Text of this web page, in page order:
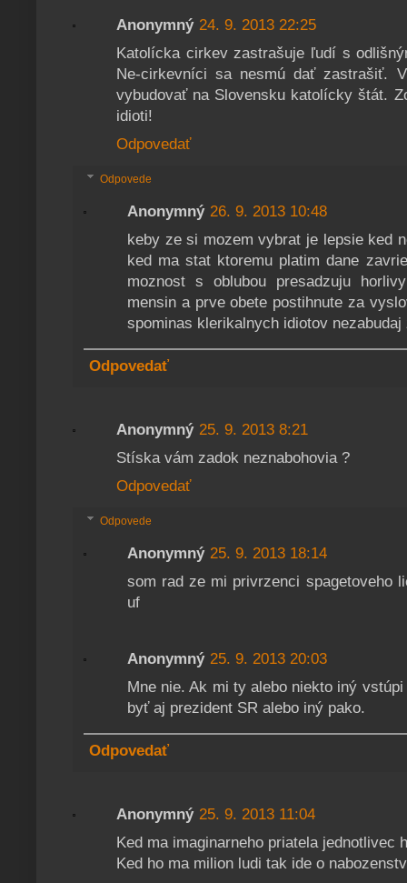
Anonymný 24. 9. 2013 22:25
Katolícka cirkev zastrašuje ľudí s
Ne-cirkevníci sa nesmú dať zastrašiť.
vybudovať na Slovensku katolícky štát.
idioti!
Odpovedať
Odpovede
Anonymný 26. 9. 2013 10:48
keby ze si mozem vybrat je lepsie ked
ked ma stat ktoremu platim dane
moznost s oblubou presadzuju
mensin a prve obete postihnute za
spominas klerikalnych idiotov
Odpovedať
Anonymný 25. 9. 2013 8:21
Stíska vám zadok neznabohovia ?
Odpovedať
Odpovede
Anonymný 25. 9. 2013 18:14
som rad ze mi privrzenci spagetoveho
uf
Anonymný 25. 9. 2013 20:03
Mne nie. Ak mi ty alebo niekto iný
byť aj prezident SR alebo iný pako.
Odpovedať
Anonymný 25. 9. 2013 11:04
Ked ma imaginarneho priatela jednotlivec
Ked ho ma milion ludi tak ide o